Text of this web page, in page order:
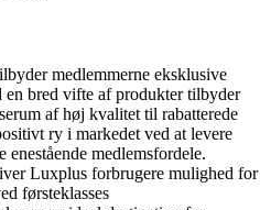
medlemmerne eksklusive
en bred vifte af produkter tilbyder
af høj kvalitet til rabatterede
ry i markedet ved at levere
medlemsfordele.
Luxplus forbrugere mulighed for
førsteklasses